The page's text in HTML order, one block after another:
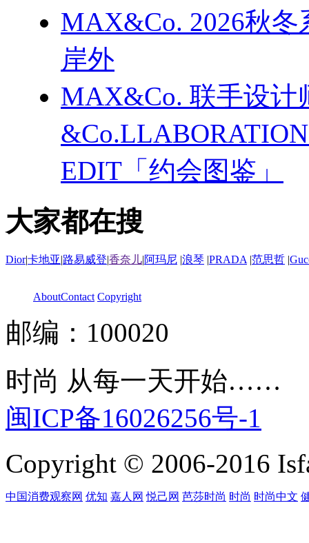
MAX&Co. 2026秋
岸外
MAX&Co. 联手设计
EDIT「约会图鉴」
大家都在搜
Dior|卡地亚|路易威登|香奈儿|阿玛尼 |浪琴 |PRADA |范思哲 |
AboutContact Copyright
邮编：100020
时尚 从每一天开始……
闽ICP备16026256号-1
Copyright © 2006-2016
中国消费观察网 优知 嘉人网 悦己网 芭莎时尚 时尚 时尚中文